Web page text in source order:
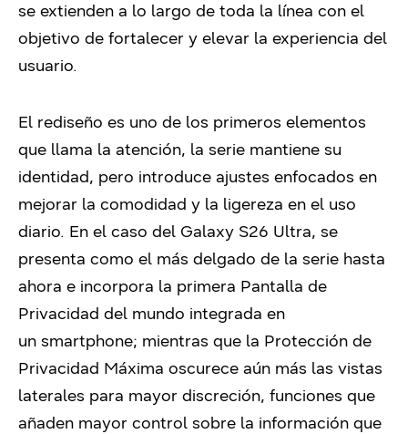
se extienden a lo largo de toda la línea con el
objetivo de fortalecer y elevar la experiencia del
usuario.
El rediseño es uno de los primeros elementos
que llama la atención, la serie mantiene su
identidad, pero introduce ajustes enfocados en
mejorar la comodidad y la ligereza en el uso
diario. En el caso del Galaxy S26 Ultra, se
presenta como el más delgado de la serie hasta
ahora e incorpora la primera Pantalla de
Privacidad del mundo integrada en
un smartphone; mientras que la Protección de
Privacidad Máxima oscurece aún más las vistas
laterales para mayor discreción, funciones que
añaden mayor control sobre la información que